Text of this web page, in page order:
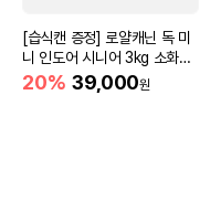
[습식캔 증정] 로얄캐닌 독 미
니 인도어 시니어 3kg 소화도
움
20% 39,000원